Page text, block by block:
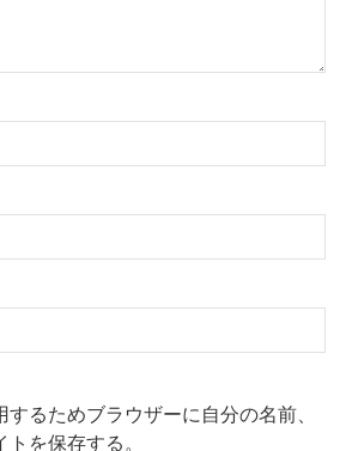
るためブラウザーに自分の名前、
を保存する。